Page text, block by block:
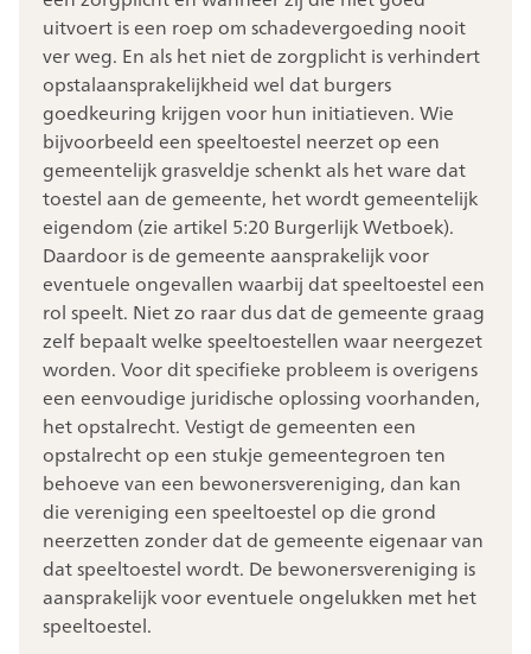
uitvoert is een roep om schadevergoeding nooit
ver weg. En als het niet de zorgplicht is verhindert
opstalaansprakelijkheid wel dat burgers
goedkeuring krijgen voor hun initiatieven. Wie
bijvoorbeeld een speeltoestel neerzet op een
gemeentelijk grasveldje schenkt als het ware dat
toestel aan de gemeente, het wordt gemeentelijk
eigendom (zie artikel 5:20 Burgerlijk Wetboek).
Daardoor is de gemeente aansprakelijk voor
eventuele ongevallen waarbij dat speeltoestel een
rol speelt. Niet zo raar dus dat de gemeente graag
zelf bepaalt welke speeltoestellen waar neergezet
worden. Voor dit specifieke probleem is overigens
een eenvoudige juridische oplossing voorhanden,
het opstalrecht. Vestigt de gemeenten een
opstalrecht op een stukje gemeentegroen ten
behoeve van een bewonersvereniging, dan kan
die vereniging een speeltoestel op die grond
neerzetten zonder dat de gemeente eigenaar van
dat speeltoestel wordt. De bewonersvereniging is
aansprakelijk voor eventuele ongelukken met het
speeltoestel.